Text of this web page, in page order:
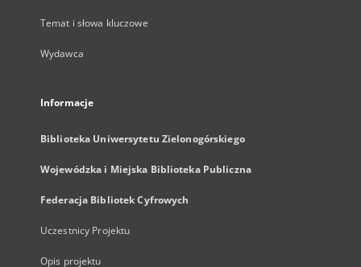
Temat i słowa kluczowe
Wydawca
Informacje
Biblioteka Uniwersytetu Zielonogórskiego
Wojewódzka i Miejska Biblioteka Publiczna
Federacja Bibliotek Cyfrowych
Uczestnicy Projektu
Opis projektu